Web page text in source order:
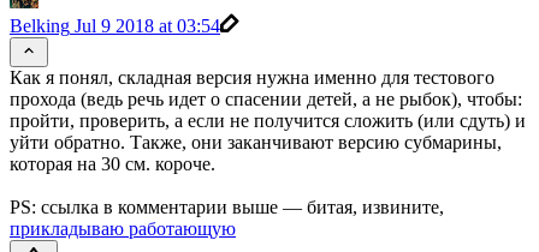
Belking Jul 9 2018 at 03:54
Как я понял, складная версия нужна именно для тестового
прохода (ведь речь идет о спасении детей, а не рыбок), чтобы:
пройти, проверить, а если не получится сложить (или сдуть) и
уйти обратно. Также, они заканчивают версию субмарины,
которая на 30 см. короче.
PS: ссылка в комментарии выше — битая, извините,
прикладываю работающую